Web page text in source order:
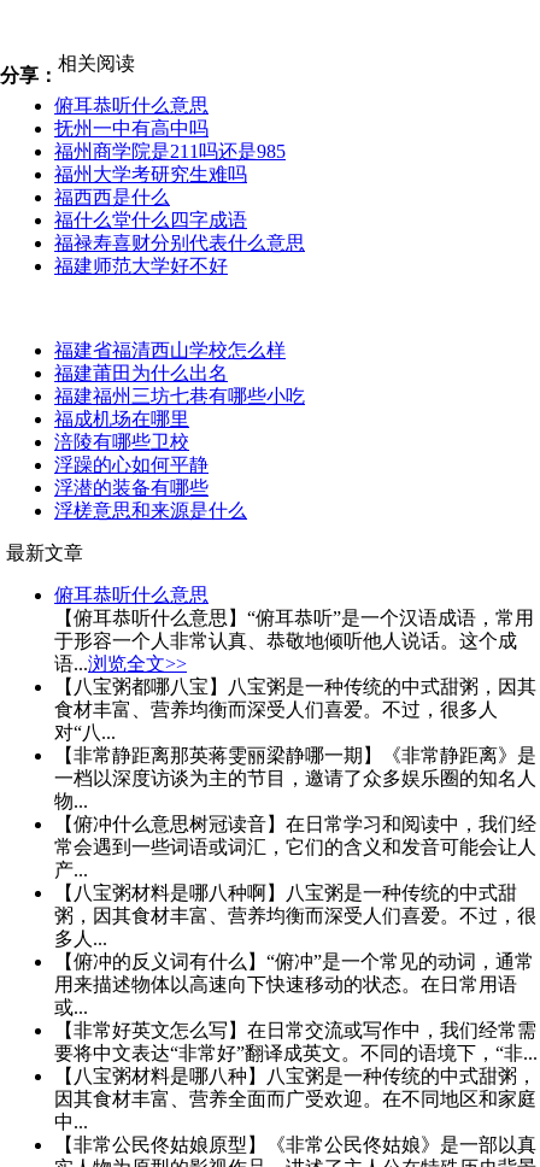
分享：
相关阅读
俯耳恭听什么意思
抚州一中有高中吗
福州商学院是211吗还是985
福州大学考研究生难吗
福西西是什么
福什么堂什么四字成语
福禄寿喜财分别代表什么意思
福建师范大学好不好
福建省福清西山学校怎么样
福建莆田为什么出名
福建福州三坊七巷有哪些小吃
福成机场在哪里
涪陵有哪些卫校
浮躁的心如何平静
浮潜的装备有哪些
浮槎意思和来源是什么
最新文章
俯耳恭听什么意思
【俯耳恭听什么意思】“俯耳恭听”是一个汉语成语，常用
于形容一个人非常认真、恭敬地倾听他人说话。这个成
语...浏览全文>>
【八宝粥都哪八宝】八宝粥是一种传统的中式甜粥，因其
食材丰富、营养均衡而深受人们喜爱。不过，很多人
对“八...
【非常静距离那英蒋雯丽梁静哪一期】《非常静距离》是
一档以深度访谈为主的节目，邀请了众多娱乐圈的知名人
物...
【俯冲什么意思树冠读音】在日常学习和阅读中，我们经
常会遇到一些词语或词汇，它们的含义和发音可能会让人
产...
【八宝粥材料是哪八种啊】八宝粥是一种传统的中式甜
粥，因其食材丰富、营养均衡而深受人们喜爱。不过，很
多人...
【俯冲的反义词有什么】“俯冲”是一个常见的动词，通常
用来描述物体以高速向下快速移动的状态。在日常用语
或...
【非常好英文怎么写】在日常交流或写作中，我们经常需
要将中文表达“非常好”翻译成英文。不同的语境下，“非...
【八宝粥材料是哪八种】八宝粥是一种传统的中式甜粥，
因其食材丰富、营养全面而广受欢迎。在不同地区和家庭
中...
【非常公民佟姑娘原型】《非常公民佟姑娘》是一部以真